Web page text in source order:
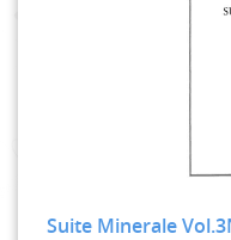
Suite Minerale